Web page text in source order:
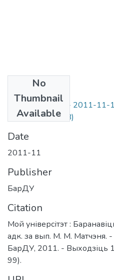
No
Thumbnail
Available
Мой універсітэт- 2011-
99).pdf(10.98 MB)
Date
2011-11
Publisher
БарДУ
Citation
Мой універсітэт :
адк. за вып. М. М. Матчэня.
БарДУ, 2011. - Выходзіць
99).